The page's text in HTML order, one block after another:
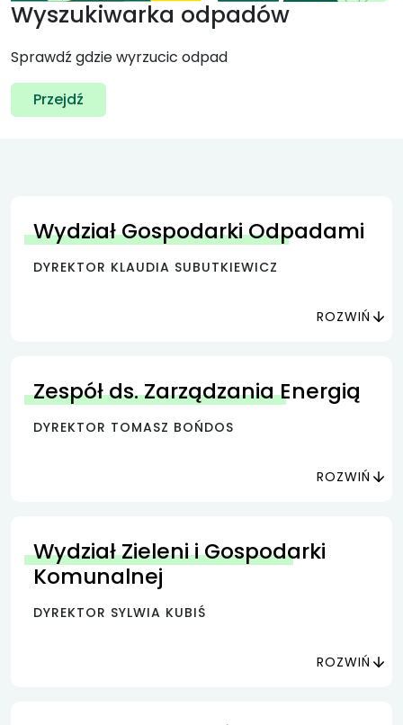
Wyszukiwarka odpadów
Sprawdź gdzie wyrzucic odpad
Przejdź
Wydział Gospodarki Odpadami
DYREKTOR KLAUDIA SUBUTKIEWICZ
ROZWIŃ
Zespół ds. Zarządzania Energią
DYREKTOR TOMASZ BOŃDOS
ROZWIŃ
Wydział Zieleni i Gospodarki
Komunalnej
DYREKTOR SYLWIA KUBIŚ
ROZWIŃ